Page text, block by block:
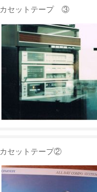
カセットテープ ③
カセットテープ②